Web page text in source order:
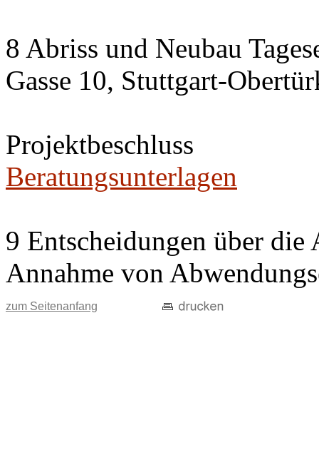
8 Abriss und Neubau
Gasse 10, Stuttgart-
Projektbeschluss
Beratungsunterlagen
9 Entscheidungen über
Annahme von
zum Seitenanfang